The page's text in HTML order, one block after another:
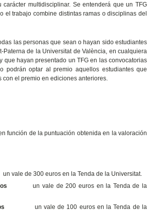
multidisciplinar. Se entenderá que un TFG
el trabajo combine distintas ramas o disciplinas del
las personas que sean o hayan sido estudiantes
Paterna de la Universitat de València, en cualquiera
que hayan presentado un TFG en las convocatorias
podrán optar al premio aquellos estudiantes que
con el premio en ediciones anteriores.
función de la puntuación obtenida en la valoración
vale de 300 euros en la Tenda de la Universitat.
un vale de 200 euros en la Tenda de la
un vale de 100 euros en la Tenda de la